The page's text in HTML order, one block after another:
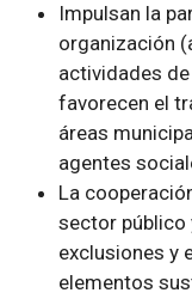
Impulsan la
organización
actividades
favorecen el
áreas
agentes
La
sector público
exclusiones y
elementos